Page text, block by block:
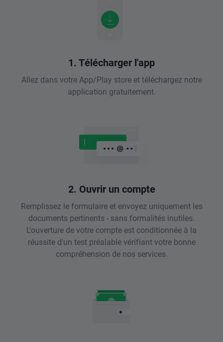
1. Télécharger l'app
Allez dans votre App/Play store et téléchargez notre
application gratuitement.
2. Ouvrir un compte
Remplissez le formulaire et envoyez uniquement les
documents pertinents - sans formalités inutiles.
L'ouverture de votre compte est conditionnée à la
réussite d'un test préalable vérifiant votre bonne
compréhension de nos services.